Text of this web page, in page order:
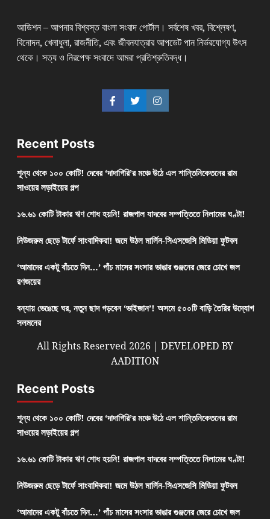
আডিশন – আপনার বিশ্বস্ত বাংলা সংবাদ পোর্টাল। সর্বশেষ খবর, বিশ্লেষণ,
বিনোদন, খেলাধুলা, রাজনীতি, এবং জীবনযাত্রার আপডেট পান নির্ভরযোগ্য উৎস
থেকে। সত্য ও নিরপেক্ষ সংবাদে আমরা প্রতিশ্রুতিবদ্ধ।
Recent Posts
শূন্য থেকে ১০০ কোটি! দেবের ‘দাদাগিরি’র মঞ্চে উঠে এল শান্তিনিকেতনের রাম
সাওয়ের লড়াইয়ের গল্প
১৬.৬১ কোটি টাকার ঋণ শোধ হয়নি! রাজপাল যাদবের সম্পত্তিতে নিলামের ঘণ্টা!
নিউজরুম ছেড়ে টার্ফে সাংবাদিকরা! জমে উঠল মার্লিন-সিএসজেসি মিডিয়া ফুটবল
‘আমাদের একটু বাঁচতে দিন…’ পাঁচ মাসের সংসার ভাঙার গুঞ্জনের জেরে চোখে জল
রণজয়ের
বন্যায় ভেঙেছে ঘর, নতুন ছাদ গড়বেন ‘ভাইজান’! অসমে ৫০০টি বাড়ি তৈরির উদ্যোগ
সলমনের
All Rights Reserved 2026 | DEVELOPED BY
AADITION
Recent Posts
শূন্য থেকে ১০০ কোটি! দেবের ‘দাদাগিরি’র মঞ্চে উঠে এল শান্তিনিকেতনের রাম
সাওয়ের লড়াইয়ের গল্প
১৬.৬১ কোটি টাকার ঋণ শোধ হয়নি! রাজপাল যাদবের সম্পত্তিতে নিলামের ঘণ্টা!
নিউজরুম ছেড়ে টার্ফে সাংবাদিকরা! জমে উঠল মার্লিন-সিএসজেসি মিডিয়া ফুটবল
‘আমাদের একটু বাঁচতে দিন…’ পাঁচ মাসের সংসার ভাঙার গুঞ্জনের জেরে চোখে জল